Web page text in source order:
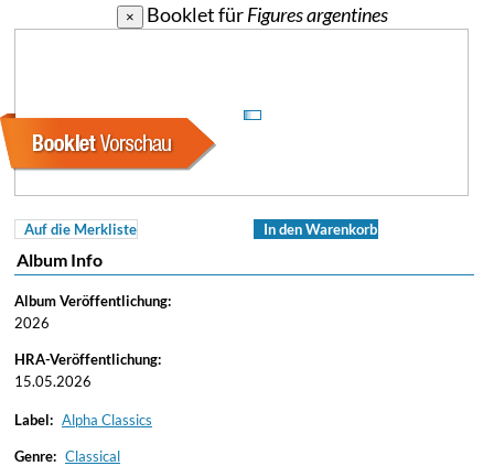
× Booklet fürFigures argentines
Auf die Merkliste In den Warenkorb
Album Info
Album Veröffentlichung:
2026
HRA-Veröffentlichung:
15.05.2026
Label: Alpha Classics
Genre: Classical